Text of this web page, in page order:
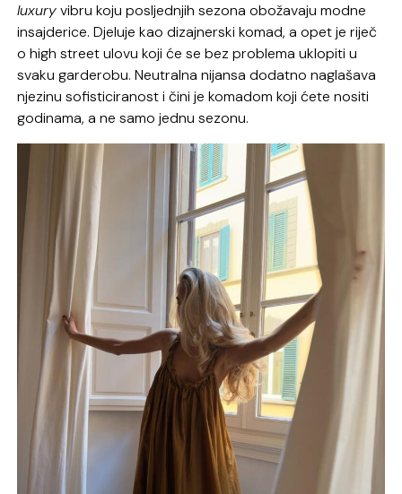
luxuryvibru koju posljednjih sezona obožavaju modne
insajderice. Djeluje kao dizajnerski komad, a opet je riječ
o high street ulovu koji će se bez problema uklopiti u
svaku garderobu. Neutralna nijansa dodatno naglašava
njezinu sofisticiranost i čini je komadom koji ćete nositi
godinama, a ne samo jednu sezonu.